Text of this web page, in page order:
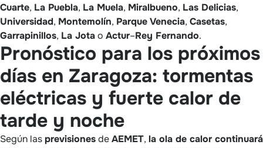
Cuarte, La Puebla, La Muela, Miralbueno, Las Delicias,
Universidad, Montemolín, Parque Venecia, Casetas,
Garrapinillos, La Jotao Actur–Rey Fernando.
Pronóstico para los próximos
días en Zaragoza: tormentas
eléctricas y fuerte calor de
tarde y noche
Según lasprevisionesdeAEMET, la ola de calor continuará